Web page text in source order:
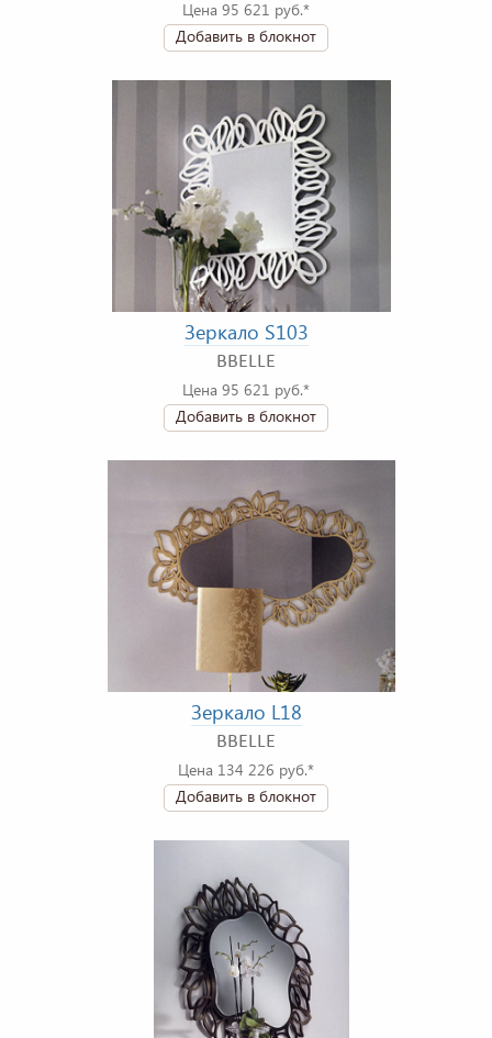
Цена 95 621 руб.*
Добавить в блокнот
Зеркало S103
BBELLE
Цена 95 621 руб.*
Добавить в блокнот
Зеркало L18
BBELLE
Цена 134 226 руб.*
Добавить в блокнот